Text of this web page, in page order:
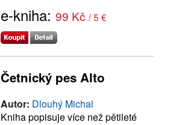
e-kniha: 99 Kč / 5 €
Četnický pes Alto
Autor: Dlouhý Michal
Kniha popisuje více než pětileté